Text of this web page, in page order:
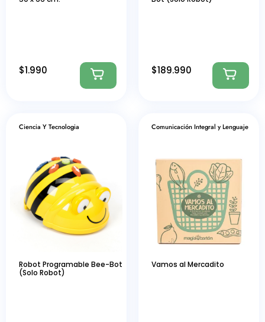
$1.990 $189.990
Ciencia Y Tecnologia
Robot Programable Bee-Bot
(Solo Robot)
Comunicación Integral y Lenguaje
Vamos al Mercadito